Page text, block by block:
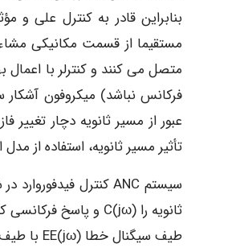
بنابراین قادر به کنترل علی و
مستقیما از قسمت مکانیکی
متصل می کنند و کنترلر با
فرکانس نباشد) میکروفون آشکار
عبور از مسیر ثانویه دچار
تأثیر مسیر ثانویه، استفاده از
طیف سیگنال خطا (EE(jω با طیف نویز (D(jω مقایسه می شود.